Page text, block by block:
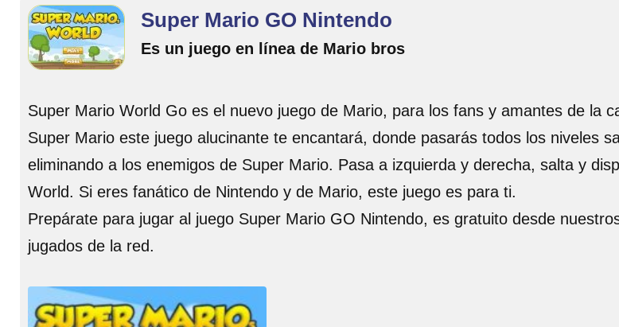
Super Mario GO Nintendo
Es un juego en línea de Mario bros
Super Mario World Go es el nuevo juego de Mario, para los fans y amantes de la
Super Mario este juego alucinante te encantará, donde pasarás todos los niveles
eliminando a los enemigos de Super Mario. Pasa a izquierda y derecha, salta y
World. Si eres fanático de Nintendo y de Mario, este juego es para ti.
Prepárate para jugar al juego Super Mario GO Nintendo, es gratuito desde
jugados de la red.